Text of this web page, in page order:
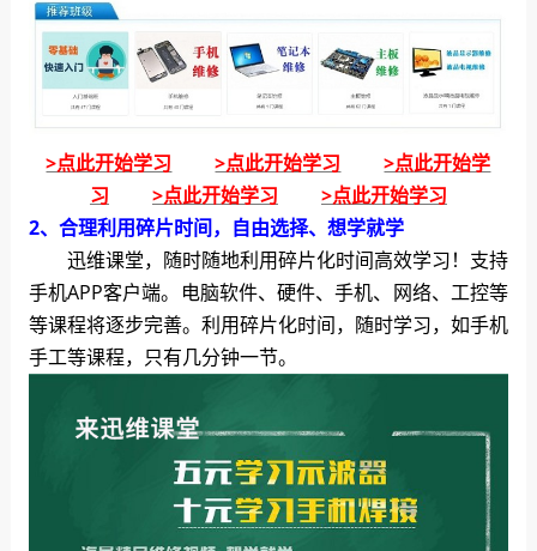
>点此开始学习 >点此开始学习
>点此开始学
习
>点此开始学习
>点此开始学习
2、合理利用碎片时间，自由选择、想学就学
迅维课堂，随时随地利用碎片化时间高效学习！支持
手机APP客户端。电脑软件、硬件、手机、网络、工控等
等课程将逐步完善。利用碎片化时间，随时学习，如手机
手工等课程，只有几分钟一节。